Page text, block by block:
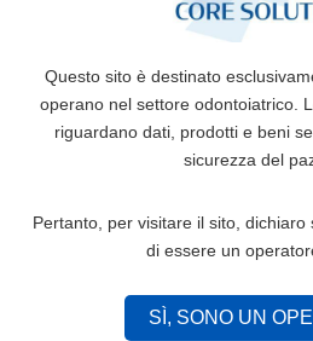
Questo sito è destinato
operano nel settore odontoiatrico.
riguardano dati, prodotti e beni
sicurezza del
Pertanto, per visitare il sito,
di essere un
SÌ, SONO UN
METALLICHE
PREFORMATE
ESTETICHE
Aggiungi
COD:LGR-1-1-1
LEGATURE